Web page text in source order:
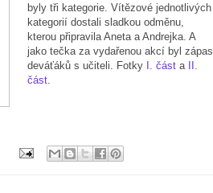
byly tři kategorie. Vítězové jednotlivých
kategorií dostali sladkou odměnu,
kterou připravila Aneta a Andrejka. A
jako tečka za vydařenou akcí byl zápas
deváťáků s učiteli. Fotky
I. část a
část